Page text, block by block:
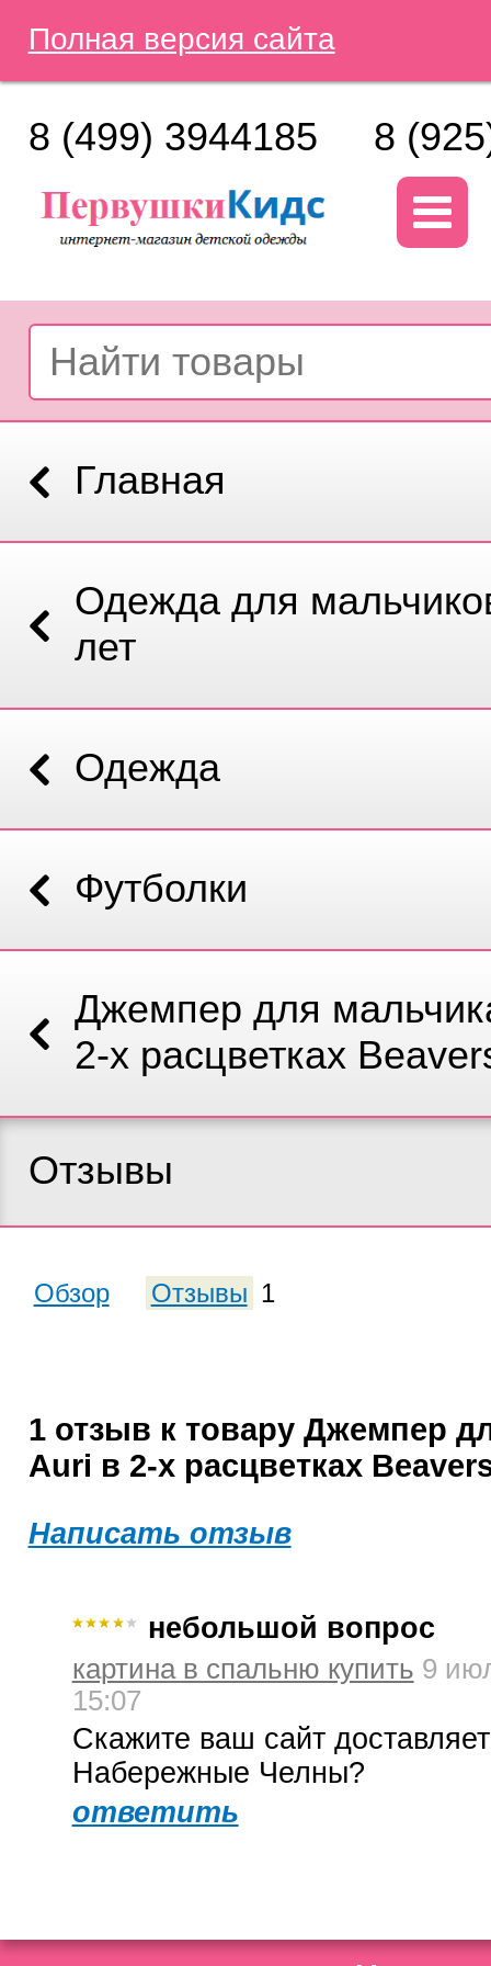
Полная версия сайта
8 (499) 3944185 8
Главная
Одежда для
лет
Одежда
Футболки
Джемпер для
2-х расцветках
Отзывы
Обзор Отзывы 1
1 отзыв к товару Джемпер
Auri в 2-х расцветках
Написать отзыв
небольшой вопрос
картина в спальню купить 9
15:07
Скажите ваш сайт
Набережные Челны?
ответить